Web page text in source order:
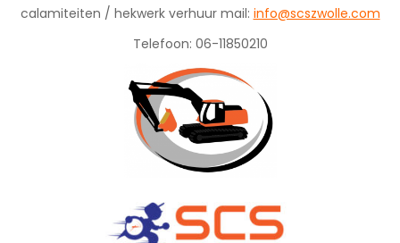
calamiteiten / hekwerk verhuur mail: info@scszwolle.com
Telefoon: 06-11850210